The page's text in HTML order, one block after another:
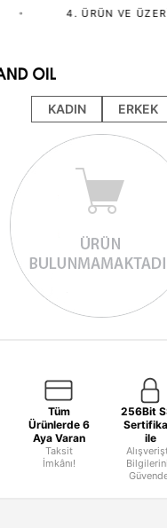
• 4. ÜRÜN VE
KADIN ERKEK
Tüm
Ürünlerde 6
Aya Varan
Taksit
İmkânı!
256Bit
ile